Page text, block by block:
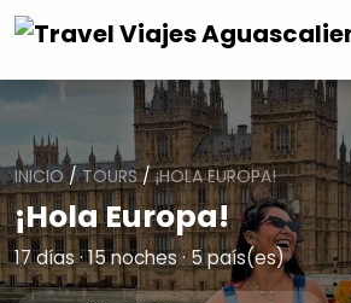
INICIO/TOURS/¡HOLA EUROPA!
¡Hola Europa!
17 días · 15 noches · 5 país(es)